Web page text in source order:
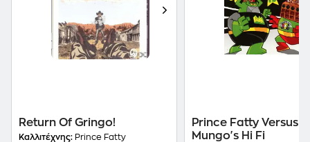
Return Of Gringo!
Καλλιτέχνης: Prince Fatty
Prince Fatty Versus
Mungo's Hi Fi